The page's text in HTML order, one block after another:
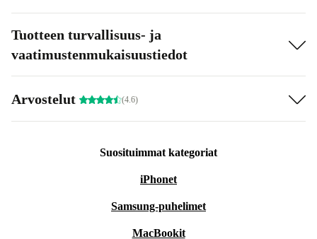
Tuotteen turvallisuus- ja
vaatimustenmukaisuustiedot
Arvostelut (4.6)
Suosituimmat kategoriat
iPhonet
Samsung-puhelimet
MacBookit